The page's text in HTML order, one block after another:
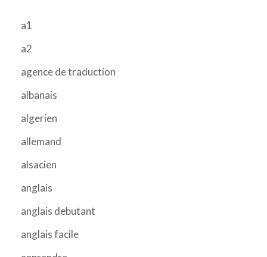
a1
a2
agence de traduction
albanais
algerien
allemand
alsacien
anglais
anglais debutant
anglais facile